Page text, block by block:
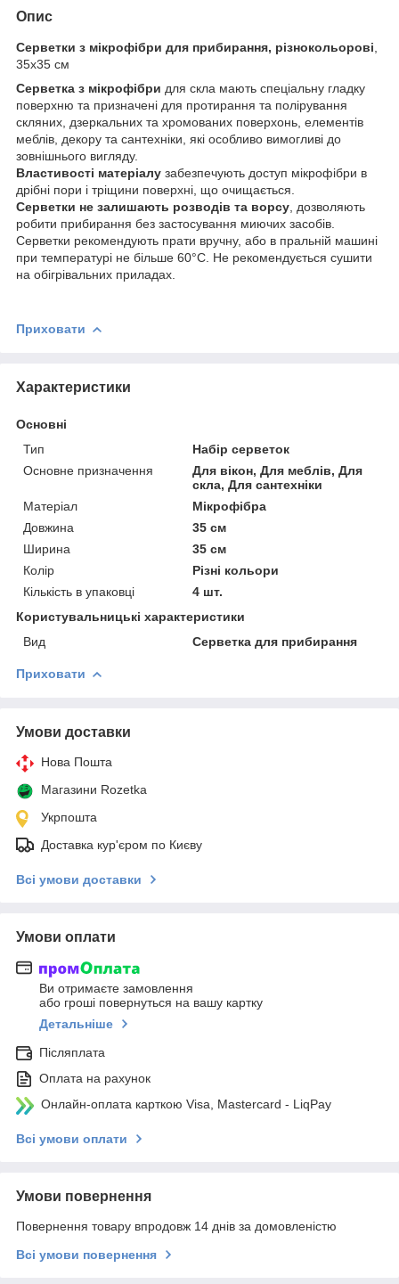
Опис
Серветки з мікрофібри для прибирання, різнокольорові
35х35 см
Серветка з мікрофібри для скла мають спеціальну гладку
поверхню та призначені для протирання та полірування
скляних, дзеркальних та хромованих поверхонь, елементів
меблів, декору та сантехніки, які особливо вимогливі до
зовнішнього вигляду.
Властивості матеріалу забезпечують доступ мікрофібри в
дрібні пори і тріщини поверхні, що очищається.
Серветки не залишають розводів та ворсу , дозволяють
робити прибирання без застосування миючих засобів.
Серветки рекомендують прати вручну, або в пральній машині
при температурі не більше 60°С. Не рекомендується сушити
на обігрівальних приладах.
Приховати
Характеристики
Основні
Тип
Набір серветок
Основне призначення
Для вікон, Для меблів, Для
скла, Для сантехніки
Матеріал
Мікрофібра
Довжина
35 см
Ширина
35 см
Колір
Різні кольори
Кількість в упаковці
4 шт.
Користувальницькі характеристики
Вид
Серветка для прибирання
Приховати
Умови доставки
Нова Пошта
Магазини Rozetka
Укрпошта
Доставка кур'єром по Києву
Всі умови доставки
Умови оплати
Ви отримаєте замовлення
або гроші повернуться на вашу картку
Детальніше
Післяплата
Оплата на рахунок
Онлайн-оплата карткою Visa, Mastercard - LiqPay
Всі умови оплати
Умови повернення
Повернення товару впродовж 14 днів за домовленістю
Всі умови повернення